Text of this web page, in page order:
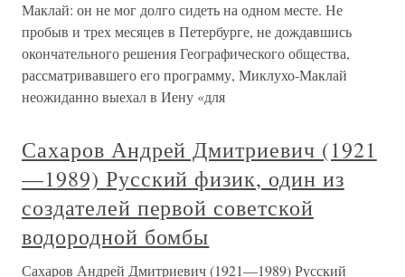
Маклай: он не мог долго сидеть на одном месте. Не
пробыв и трех месяцев в Петербурге, не дождавшись
окончательного решения Географического общества,
рассматривавшего его программу, Миклухо-Маклай
неожиданно выехал в Иену «для
Сахаров Андрей Дмитриевич (1921
—1989) Русский физик, один из
создателей первой советской
водородной бомбы
Сахаров Андрей Дмитриевич (1921—1989) Русский